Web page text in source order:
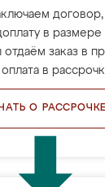
договор,
в размере
отдаём заказ в
в
О РАССРОЧКЕ